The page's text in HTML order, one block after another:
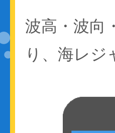
波高・波向
り、海レジ